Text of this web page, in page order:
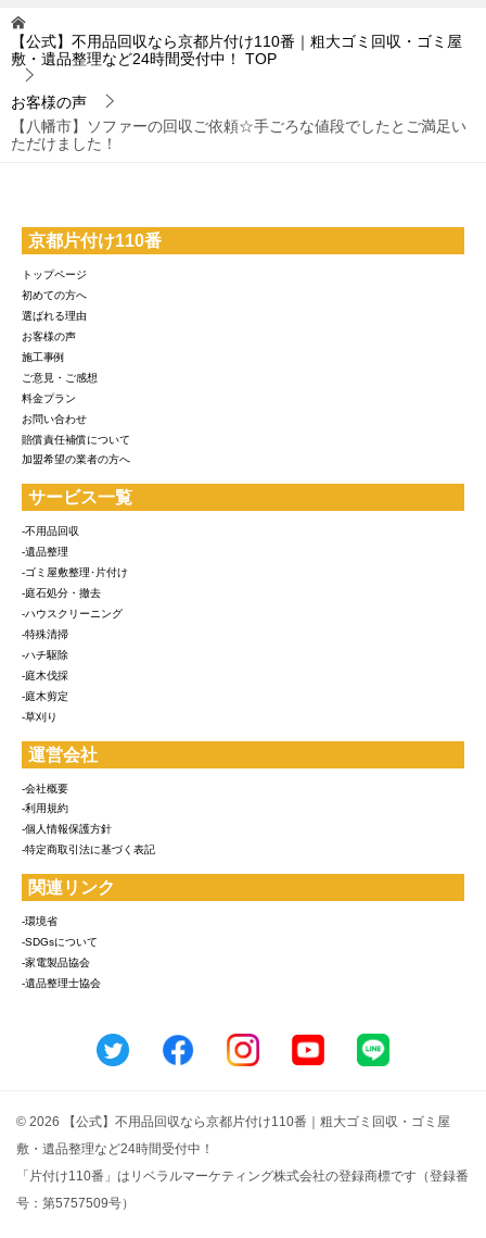
【公式】不用品回収なら京都片付け110番｜粗大ゴミ回収・ゴミ屋
敷・遺品整理など24時間受付中！
TOP
お客様の声
【八幡市】ソファーの回収ご依頼☆手ごろな値段でしたとご満足い
ただけました！
京都片付け110番
トップページ
初めての方へ
選ばれる理由
お客様の声
施工事例
ご意見・ご感想
料金プラン
お問い合わせ
賠償責任補償について
加盟希望の業者の方へ
サービス一覧
-不用品回収
-遺品整理
-ゴミ屋敷整理･片付け
-庭石処分・撤去
-ハウスクリーニング
-特殊清掃
-ハチ駆除
-庭木伐採
-庭木剪定
-草刈り
運営会社
-会社概要
-利用規約
-個人情報保護方針
-特定商取引法に基づく表記
関連リンク
-環境省
-SDGsについて
-家電製品協会
-遺品整理士協会
© 2026 【公式】不用品回収なら京都片付け110番｜粗大ゴミ回収・ゴミ屋
敷・遺品整理など24時間受付中！
「片付け110番」はリベラルマーケティング株式会社の登録商標です（登録番
号：第5757509号）